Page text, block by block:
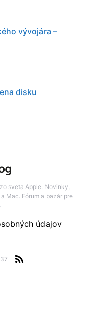
vývojára –
disku
sveta Apple. Novinky,
Mac. Fórum a bazár pre
údajov